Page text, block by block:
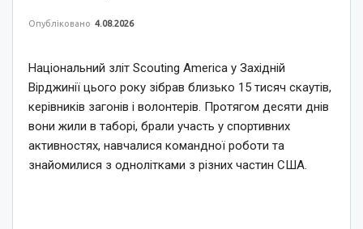
Опубліковано 4.08.2026
Національний зліт Scouting America у Західній
Вірджинії цього року зібрав близько 15 тисяч скаутів,
керівників загонів і волонтерів. Протягом десяти днів
вони жили в таборі, брали участь у спортивних
активностях, навчалися командної роботи та
знайомилися з однолітками з різних частин США.